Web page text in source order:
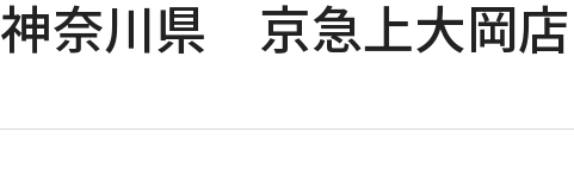
神奈川県 京急上大岡店